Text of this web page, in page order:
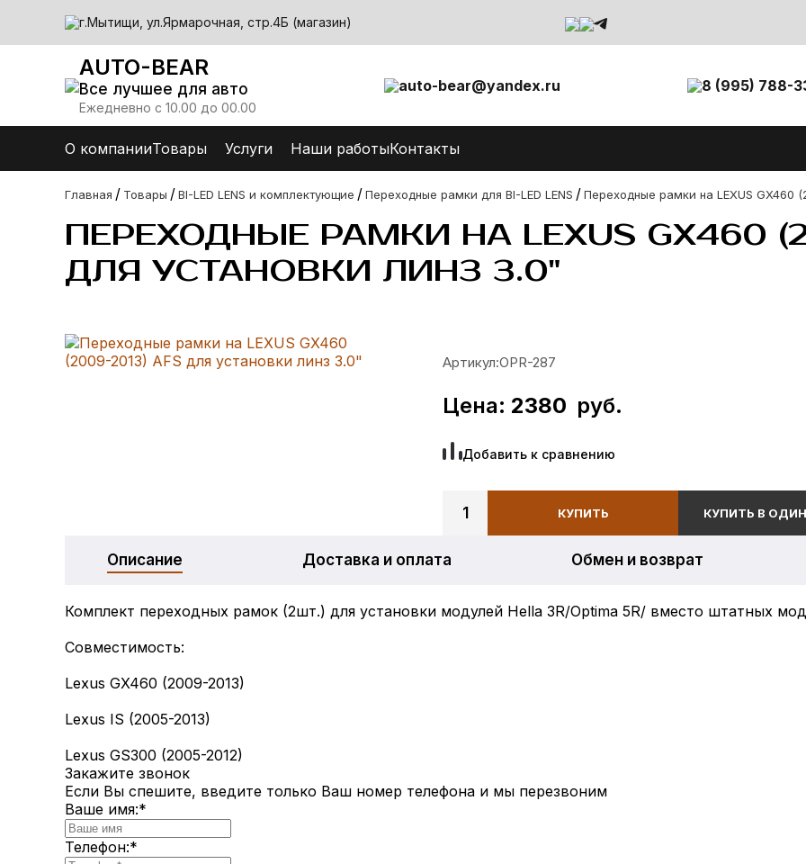
г.Мытищи, ул.Ярмарочная, стр.4Б (магазин)
AUTO-BEAR
Все лучшее для авто
Ежедневно с 10.00 до 00.00
auto-bear@yandex.ru 8 (995) 788-
О компанииТовары Услуги Наши работыКонтакты
Главная / Товары /BI-LED LENS и комплектующие /Переходные рамки для BI-LED LENS /Переходные рамки на LEXUS GX460
ПЕРЕХОДНЫЕ РАМКИ НА LEXUS GX460
ДЛЯ УСТАНОВКИ ЛИНЗ 3.0"
Артикул:OPR-287
Цена: 2380 руб.
Добавить к сравнению
1 КУПИТЬ КУПИТЬ В
Описание Доставка и оплата Обмен и возврат
Комплект переходных рамок (2шт.) для установки модулей Hella 3R/Optima 5R/ вместо штатных
Совместимость:
Lexus GX460 (2009-2013)
Lexus IS (2005-2013)
Lexus GS300 (2005-2012)
Закажите звонок
Если Вы спешите, введите только Ваш номер телефона и мы перезвоним
Ваше имя:*
Телефон:*